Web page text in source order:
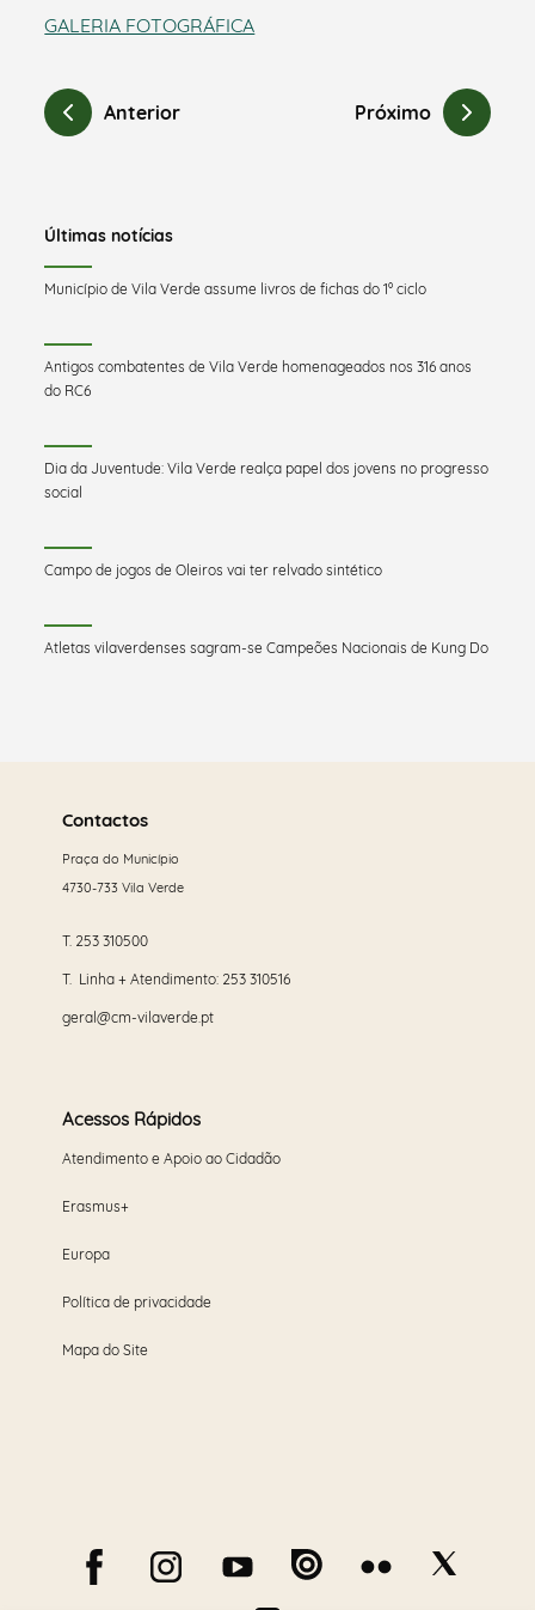
GALERIA FOTOGRÁFICA
Anterior Próximo
Últimas notícias
Município de Vila Verde assume livros de fichas do 1º ciclo
Antigos combatentes de Vila Verde homenageados nos 316 anos
do RC6
Dia da Juventude: Vila Verde realça papel dos jovens no progresso
social
Campo de jogos de Oleiros vai ter relvado sintético
Atletas vilaverdenses sagram-se Campeões Nacionais de Kung Do
maisContactos
Praça do Município
4730-733 Vila Verde
T. 253 310500
T. Linha + Atendimento: 253 310516
geral@cm-vilaverde.pt
Acessos Rápidos
Atendimento e Apoio ao Cidadão
Erasmus+
Europa
Política de privacidade
Mapa do Site